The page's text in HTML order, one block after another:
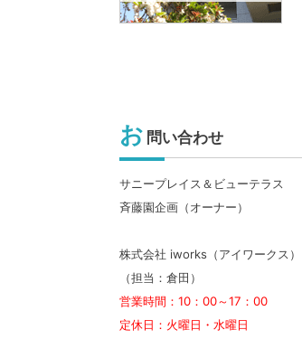
お 問い合わせ
サニープレイス＆ビューテラス
斉藤園企画（オーナー）
株式会社 iworks（アイワークス）
（担当：倉田）
営業時間：10：00～17：00
定休日：火曜日・水曜日